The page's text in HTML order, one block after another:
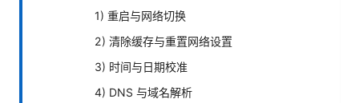
1) 重启与网络切换
2) 清除缓存与重置网络设置
3) 时间与日期校准
4) DNS 与域名解析